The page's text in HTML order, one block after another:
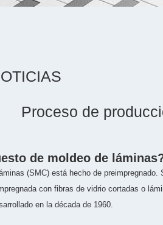
Proceso de
de moldeo de
(SMC) está hecho de
con fibras de vidrio cortadas o
en la década de 1960.